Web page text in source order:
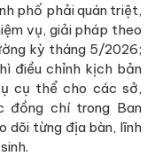
phố phải quán triệt,
vụ, giải pháp theo
kỳ tháng 5/2026;
điều chỉnh kịch bản
cụ thể cho các sở,
đồng chí trong Ban
dõi từng địa bàn, lĩnh